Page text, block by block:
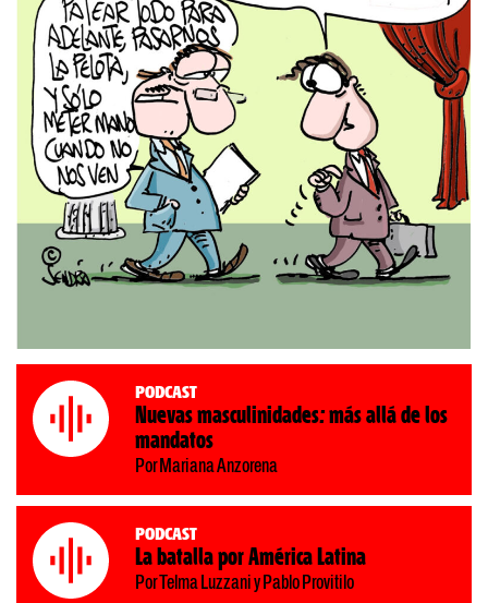
Podcast
Nuevas masculinidades: más allá de los
mandatos
Por Mariana Anzorena
Podcast
La batalla por América Latina
Por Telma Luzzani y Pablo Provitilo